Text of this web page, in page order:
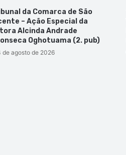
da Comarca de São
– Ação Especial da
Alcinda Andrade
Oghotuama (2. pub)
de agosto de 2026